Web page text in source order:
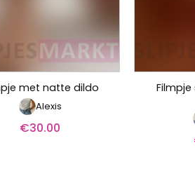
met natte dildo
Alexis
€30.00